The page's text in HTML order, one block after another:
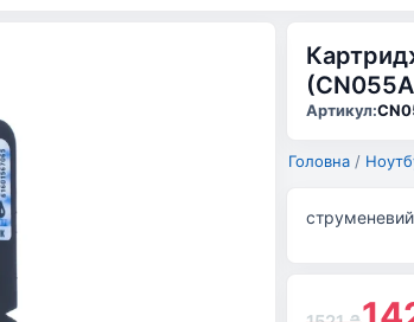
Артикул:
Головна /